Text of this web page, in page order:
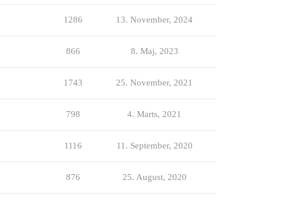
1286 13. November, 2024
866 8. Maj, 2023
1743 25. November, 2021
798 4. Marts, 2021
1116 11. September, 2020
876 25. August, 2020